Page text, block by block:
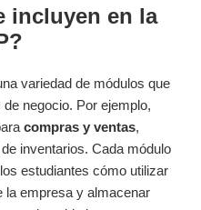
incluyen ‌en la
variedad de módulos que
negocio. ⁢Por ejemplo,
compras y ventas,
inventarios. Cada módulo
estudiantes⁣ cómo utilizar
​la empresa y almacenar